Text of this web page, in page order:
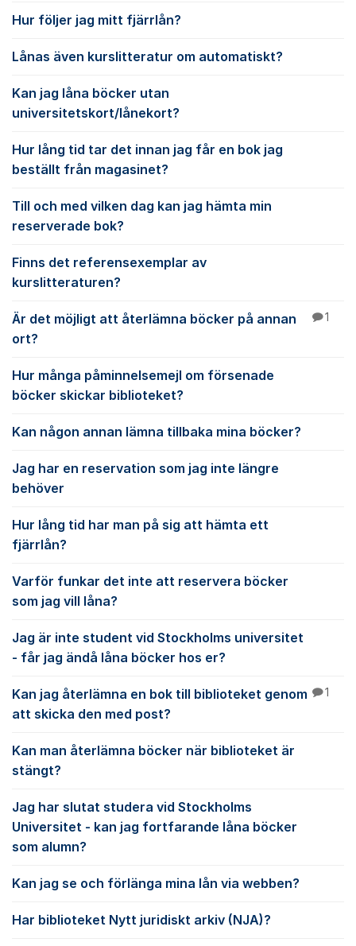
Hur följer jag mitt fjärrlån?
Lånas även kurslitteratur om automatiskt?
Kan jag låna böcker utan
universitetskort/lånekort?
Hur lång tid tar det innan jag får en bok jag
beställt från magasinet?
Till och med vilken dag kan jag hämta min
reserverade bok?
Finns det referensexemplar av
kurslitteraturen?
Är det möjligt att återlämna böcker på annan
ort?
1
Hur många påminnelsemejl om försenade
böcker skickar biblioteket?
Kan någon annan lämna tillbaka mina böcker?
Jag har en reservation som jag inte längre
behöver
Hur lång tid har man på sig att hämta ett
fjärrlån?
Varför funkar det inte att reservera böcker
som jag vill låna?
Jag är inte student vid Stockholms universitet
- får jag ändå låna böcker hos er?
Kan jag återlämna en bok till biblioteket genom
att skicka den med post?
1
Kan man återlämna böcker när biblioteket är
stängt?
Jag har slutat studera vid Stockholms
Universitet - kan jag fortfarande låna böcker
som alumn?
Kan jag se och förlänga mina lån via webben?
Har biblioteket Nytt juridiskt arkiv (NJA)?